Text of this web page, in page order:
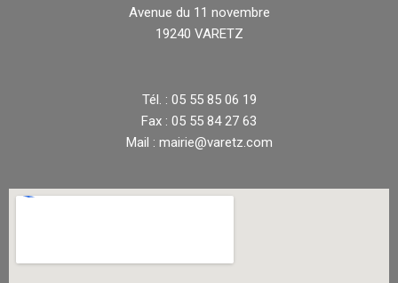
Avenue du 11 novembre
19240 VARETZ
Tél. : 05 55 85 06 19
Fax : 05 55 84 27 63
Mail : mairie@varetz.com